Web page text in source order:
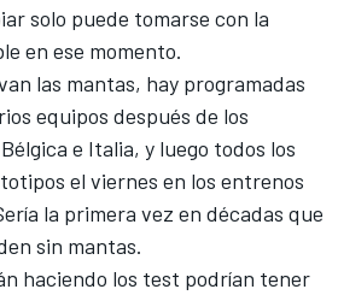
solo puede tomarse con la
en ese momento.
las mantas, hay programadas
equipos después de los
e Italia, y luego todos los
el viernes en los entrenos
la primera vez en décadas que
sin mantas.
haciendo los test podrían tener